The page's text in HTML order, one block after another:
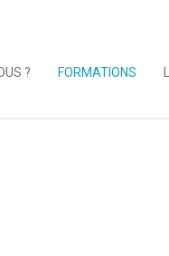
? FORMATIONS